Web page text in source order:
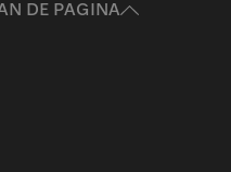
DE PAGINA